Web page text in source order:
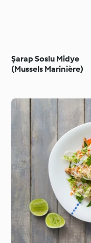
Şarap Soslu Midye
(Mussels Marinière)